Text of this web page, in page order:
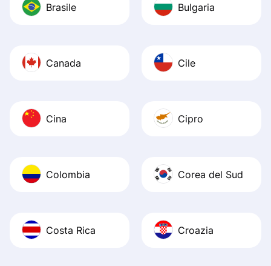
Brasile Bulgaria
Canada Cile
Cina Cipro
Colombia Corea del Sud
Costa Rica Croazia